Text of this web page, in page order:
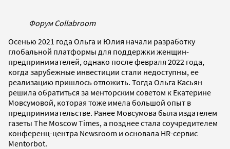
Форум Collabroom
Осенью 2021 года Ольга и Юлия начали разработку
глобальной платформы для поддержки женщин-
предпринимателей, однако после февраля 2022 года,
когда зарубежные инвестиции стали недоступны, ее
реализацию пришлось отложить. Тогда Ольга Касьян
решила обратиться за менторским советом к Екатерине
Мовсумовой, которая тоже имела большой опыт в
предпринимательстве. Ранее Мовсумова была издателем
газеты The Moscow Times, а позднее стала соучредителем
конференц-центра Newsroom и основала HR-сервис
Mentorbot.